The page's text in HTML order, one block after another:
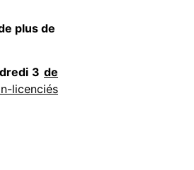
plus de
3 de
licenciés